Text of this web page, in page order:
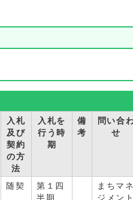
入札
及び
契約
の方
法
入札を
行う時
期
備
考
問い合
せ
随契
第１四
半期
まちマネ
ジメント